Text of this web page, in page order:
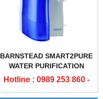
BARNSTEAD SMART2PURE
WATER PURIFICATION
SYSTEM - MÁY LỌC NƯỚC
Hotline : 0989 253 860 -
0904 84 02 08